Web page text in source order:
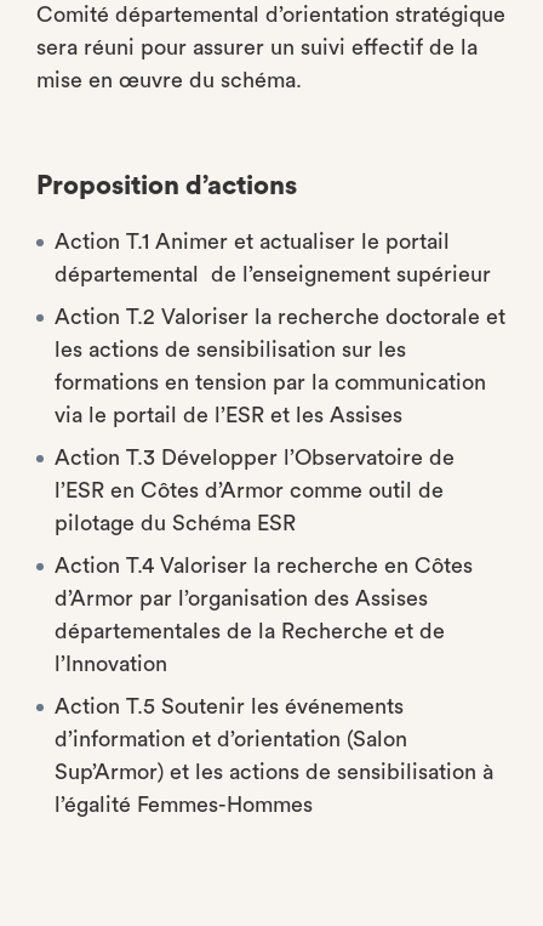
Comité départemental d’orientation stratégique
sera réuni pour assurer un suivi effectif de la
mise en œuvre du schéma.
Proposition d’actions
Action T.1 Animer et actualiser le portail
départemental de l’enseignement supérieur
Action T.2 Valoriser la recherche doctorale et
les actions de sensibilisation sur les
formations en tension par la communication
via le portail de l’ESR et les Assises
Action T.3 Développer l’Observatoire de
l’ESR en Côtes d’Armor comme outil de
pilotage du Schéma ESR
Action T.4 Valoriser la recherche en Côtes
d’Armor par l’organisation des Assises
départementales de la Recherche et de
l’Innovation
Action T.5 Soutenir les événements
d’information et d’orientation (Salon
Sup’Armor) et les actions de sensibilisation à
l’égalité Femmes-Hommes